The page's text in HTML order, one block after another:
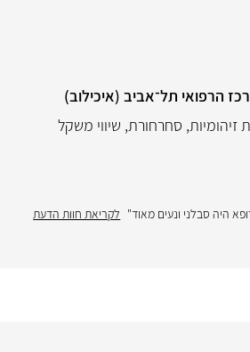
הרפואי תל־אביב (איכילוב)
זיהומיות, סחרחורת, שיווי משקל
היה סבלני ונעים מאוד" לקריאת חוות הדעת